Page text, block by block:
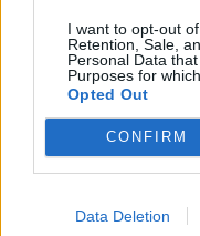
I want to opt-out
Retention, Sale,
Personal Data
Purposes for
Opted Out
CONFIRM
Data Deletion
Wiedza ogólna
Motyw
się?